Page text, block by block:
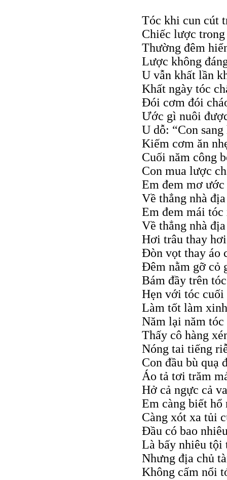
Tóc khi cun cút
Chiếc lược
Thường đêm
Lược không
U vẫn khất lần
Khất ngày tóc
Đói cơm đói
Ước gì nuôi
U dỗ: “Con
Kiếm cơm ăn
Cuối năm công
Con mua lược
Em đem mơ
Về thẳng nhà
Em đem mái tóc
Về thẳng nhà
Hơi trâu thay
Đòn vọt thay áo
Đêm nằm gỡ cỏ
Bám đầy trên tóc
Hẹn với tóc
Làm tốt làm xinh
Năm lại năm tóc
Thấy cô hàng
Nóng tai tiếng
Con đầu bù quạ
Áo tả tơi trăm
Hở cả ngực cả
Em càng biết hổ
Càng xót xa tủi
Đầu có bao
Là bấy nhiêu tội
Nhưng địa chủ
Không cấm nổi